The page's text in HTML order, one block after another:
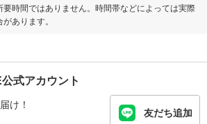
時間ではありません。時間帯などによっては実際
あります。
式アカウント
け！
友だち追加